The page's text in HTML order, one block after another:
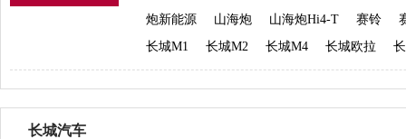
炮新能源
山海炮 山海炮Hi4-T 赛铃
长城M1
长城M2 长城M4 长城欧拉
长城汽车